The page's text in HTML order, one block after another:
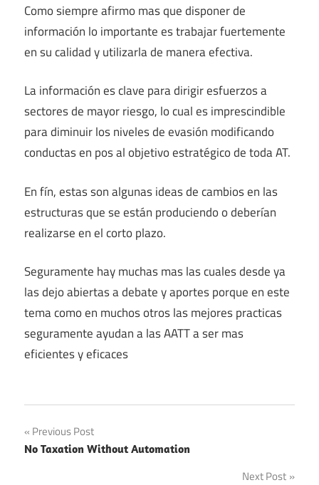
Como siempre afirmo mas que disponer de
información lo importante es trabajar fuertemente
en su calidad y utilizarla de manera efectiva.
La información es clave para dirigir esfuerzos a
sectores de mayor riesgo, lo cual es imprescindible
para diminuir los niveles de evasión modificando
conductas en pos al objetivo estratégico de toda AT.
En fín, estas son algunas ideas de cambios en las
estructuras que se están produciendo o deberían
realizarse en el corto plazo.
Seguramente hay muchas mas las cuales desde ya
las dejo abiertas a debate y aportes porque en este
tema como en muchos otros las mejores practicas
seguramente ayudan a las AATT a ser mas
eficientes y eficaces
Post
navigation
Previous Post
No Taxation Without Automation
Next Post